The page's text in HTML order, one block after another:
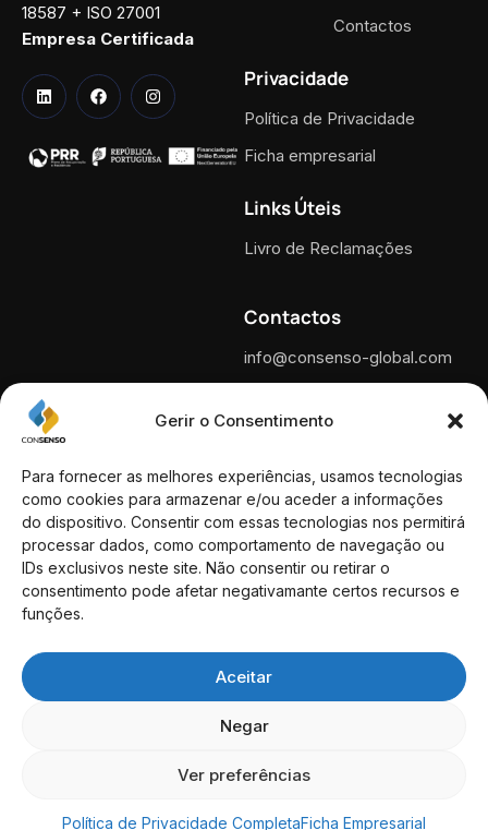
Gerir o Consentimento
Para fornecer as melhores experiências, usamos tecnologias
como cookies para armazenar e/ou aceder a informações
do dispositivo. Consentir com essas tecnologias nos permitirá
processar dados, como comportamento de navegação ou
IDs exclusivos neste site. Não consentir ou retirar o
consentimento pode afetar negativamante certos recursos e
funções.
Aceitar
Negar
Ver preferências
Política de Privacidade CompletaFicha Empresarial
18587 + ISO 27001
Empresa Certificada
Contactos
Privacidade
Política de Privacidade
Ficha empresarial
Links Úteis
Livro de Reclamações
Contactos
info@consenso-global.com
+351 210 600 340
nacional.
Espanha
+34 930 460 118
Moradas
Antão, n.º 89 1169-022 Lisboa
– Portugal
Passeig de Gràcia 53 Ático
08007 Barcelona – Espanha
Consenso-Global © 2026.Todos os Direito Reservados